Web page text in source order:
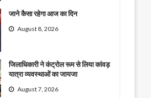
जाने कैसा रहेगा आज का दिन
August 8, 2026
जिलाधिकारी ने कंट्रोल रूम से लिया कांवड़
यात्रा व्यवस्थाओं का जायजा
August 7, 2026